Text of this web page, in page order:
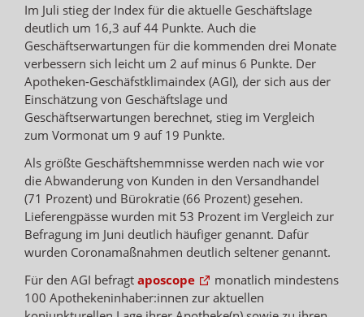
Im Juli stieg der Index für die aktuelle Geschäftslage
deutlich um 16,3 auf 44 Punkte. Auch die
Geschäftserwartungen für die kommenden drei Monate
verbessern sich leicht um 2 auf minus 6 Punkte. Der
Apotheken-Geschäfstklimaindex (AGI), der sich aus der
Einschätzung von Geschäftslage und
Geschäftserwartungen berechnet, stieg im Vergleich
zum Vormonat um 9 auf 19 Punkte.
Als größte Geschäftshemmnisse werden nach wie vor
die Abwanderung von Kunden in den Versandhandel
(71 Prozent) und Bürokratie (66 Prozent) gesehen.
Lieferengpässe wurden mit 53 Prozent im Vergleich zur
Befragung im Juni deutlich häufiger genannt. Dafür
wurden Coronamaßnahmen deutlich seltener genannt.
Für den AGI befragt aposcope
monatlich mindestens
100 Apothekeninhaber:innen zur aktuellen